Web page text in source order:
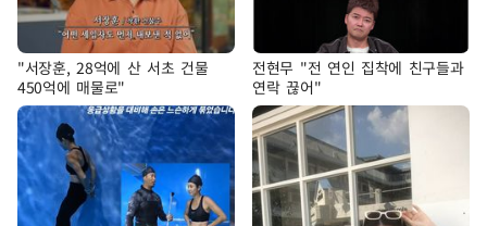
"서장훈, 28억에 산 서초 건물
450억에 매물로"
전현무 "전 연인 집착에 친구들과
연락 끊어"